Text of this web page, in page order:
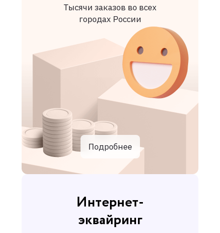
Тысячи заказов во всех
городах России
Подробнее
Интернет-
эквайринг